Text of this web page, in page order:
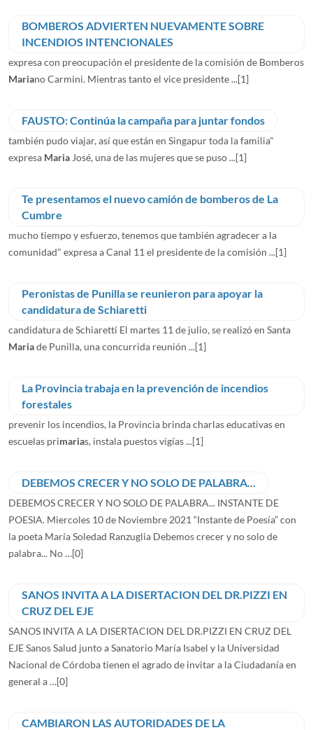
BOMBEROS ADVIERTEN NUEVAMENTE SOBRE
INCENDIOS INTENCIONALES
expresa con preocupación el presidente de la comisión de Bomberos
Mariano Carmini. Mientras tanto el vice presidente ...[1]
FAUSTO: Continúa la campaña para juntar fondos
también pudo viajar, así que están en Singapur toda la familia"
expresa Maria José, una de las mujeres que se puso ...[1]
Te presentamos el nuevo camión de bomberos de La
Cumbre
mucho tiempo y esfuerzo, tenemos que también agradecer a la
comunidad" expresa a Canal 11 el presidente de la comisión ...[1]
Peronistas de Punilla se reunieron para apoyar la
candidatura de Schiaretti
candidatura de Schiaretti El martes 11 de julio, se realizó en Santa
Mariade Punilla, una concurrida reunión ...[1]
La Provincia trabaja en la prevención de incendios
forestales
prevenir los incendios, la Provincia brinda charlas educativas en
escuelas primarias, instala puestos vigías ...[1]
DEBEMOS CRECER Y NO SOLO DE PALABRA...
DEBEMOS CRECER Y NO SOLO DE PALABRA... INSTANTE DE
POESIA. Miercoles 10 de Noviembre 2021 “Instante de Poesía” con
la poeta María Soledad Ranzuglia Debemos crecer y no solo de
palabra... No …[0]
SANOS INVITA A LA DISERTACION DEL DR.PIZZI EN
CRUZ DEL EJE
SANOS INVITA A LA DISERTACION DEL DR.PIZZI EN CRUZ DEL
EJE Sanos Salud junto a Sanatorio María Isabel y la Universidad
Nacional de Córdoba tienen el agrado de invitar a la Ciudadanía en
general a …[0]
CAMBIARON LAS AUTORIDADES DE LA